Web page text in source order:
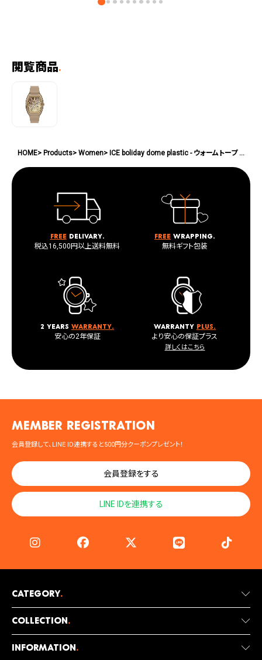
閲覧商品.
HOME Products Women ICE boliday dome plastic - ウォームトープ - スモール
Free delivary.
税込16,500円以上送料無料
Free wrapping.
無料ギフト包装
2 years warranty.
安心の2年保証
warranty plus.
より安心の保証プラス
詳しくはこちら
MEMBER registration
会員登録して、LINE ID連携すると500円分クーポンプレゼント！
会員登録をする
LINE IDを連携する
Category.
Collection.
Information.